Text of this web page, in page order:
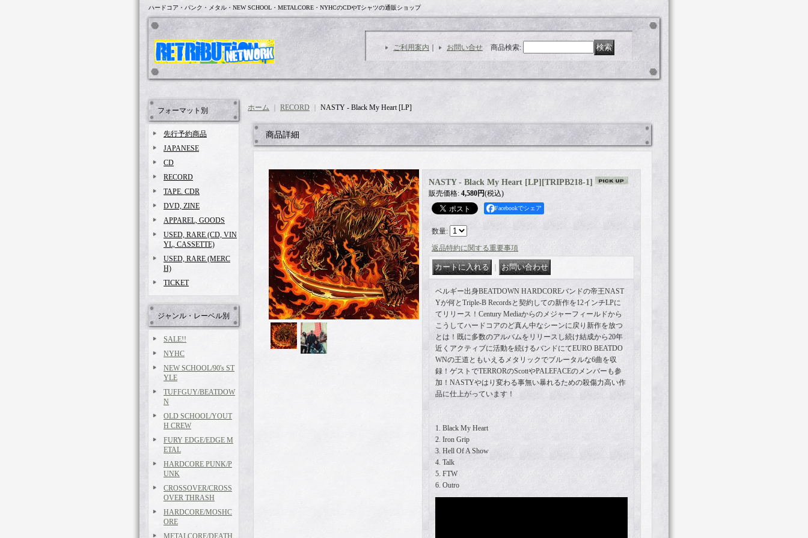
ハードコア・パンク・メタル・NEW SCHOOL・METALCORE・NYHCのCDやTシャツの通販ショップ
ご利用案内 お問い合せ 商品検索:
フォーマット別
先行予約商品
JAPANESE
CD
RECORD
TAPE. CDR
DVD, ZINE
APPAREL, GOODS
USED, RARE (CD, VIN
YL, CASSETTE)
USED, RARE (MERC
H)
TICKET
ジャンル・レーベル別
SALE!!
NYHC
NEW SCHOOL/90's ST
YLE
TUFFGUY/BEATDOW
N
OLD SCHOOL/YOUT
H CREW
FURY EDGE/EDGE M
ETAL
HARDCORE PUNK/P
UNK
CROSSOVER/CROSS
OVER THRASH
HARDCORE/MOSHC
ORE
METALCORE/DEATH
ホーム RECORD NASTY - Black My Heart [LP]
商品詳細
NASTY - Black My Heart [LP] [TRIPB218-1]
販売価格: 4,580円(税込)
Facebookでシェア
数量:
返品特約に関する重要事項
ベルギー出身BEATDOWN HARDCOREバンドの帝王NAST
Yが何とTriple-B Recordsと契約しての新作を12インチLPに
てリリース！Century Mediaからのメジャーフィールドから
こうしてハードコアのど真ん中なシーンに戻り新作を放つ
とは！既に多数のアルバムをリリースし続け結成から20年
近くアクティブに活動を続けるバンドにてEURO BEATDO
WNの王道ともいえるメタリックでブルータルな6曲を収
録！ゲストでTERRORのScottやPALEFACEのメンバーも参
加！NASTYやはり変わる事無い暴れるための殺傷力高い作
品に仕上がっています！
1. Black My Heart
2. Iron Grip
3. Hell Of A Show
4. Talk
5. FTW
6. Outro